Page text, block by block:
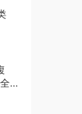
加